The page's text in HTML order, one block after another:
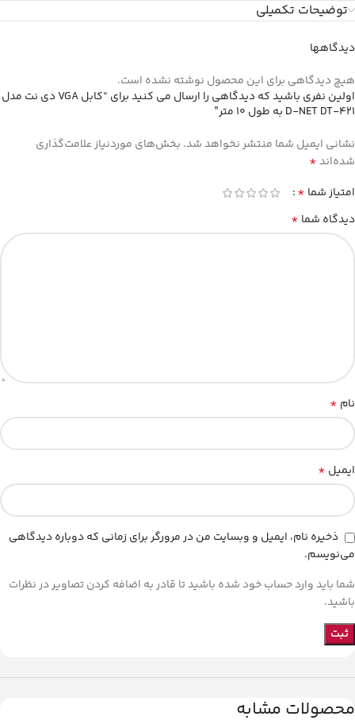
توضیحات تکمیلی
دیدگاهها
هیچ دیدگاهی برای این محصول نوشته نشده است.
اولین نفری باشید که دیدگاهی را ارسال می کنید برای “کابل VGA دی نت مدل
D-NET DT-421 به طول 10 متر”
نشانی ایمیل شما منتشر نخواهد شد. بخش‌های موردنیاز علامت‌گذاری
شده‌اند*
امتیاز شما *
دیدگاه شما *
نام *
ایمیل *
ذخیره نام، ایمیل و وبسایت من در مرورگر برای زمانی که دوباره دیدگاهی
می‌نویسم.
شما باید وارد حساب خود شده باشید تا قادر به اضافه کردن تصاویر در نظرات
باشید.
محصولات مشابه